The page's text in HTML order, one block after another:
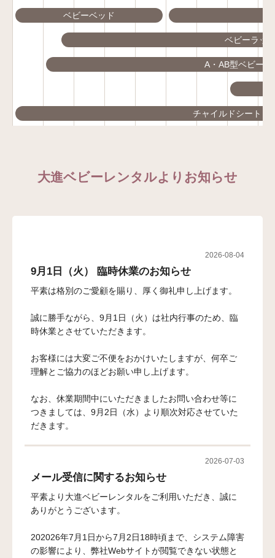
ベビーベッド
ベビーラッ
A・AB型ベビーカ
チャイルドシート
大進ベビーレンタルよりお知らせ
2026-08-04
9月1日（火） 臨時休業のお知らせ
平素は格別のご愛顧を賜り、厚く御礼申し上げます。
誠に勝手ながら、9月1日（火）は社内行事のため、臨
時休業とさせていただきます。
お客様には大変ご不便をおかけいたしますが、何卒ご
理解とご協力のほどお願い申し上げます。
なお、休業期間中にいただきましたお問い合わせ等に
つきましては、9月2日（水）より順次対応させていた
だきます。
2026-07-03
メール受信に関するお知らせ
平素より大進ベビーレンタルをご利用いただき、誠に
ありがとうございます。
202026年7月1日から7月2日18時頃まで、システム障害
の影響により、弊社Webサイトが閲覧できない状態と